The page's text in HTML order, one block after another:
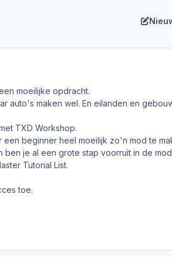
moeilijke opdracht.
auto's maken wel. En eilanden en
TXD Workshop.
beginner heel moeilijk zo'n mod te
ben je al een grote stap voorruit in de
Tutorial List.
toe.